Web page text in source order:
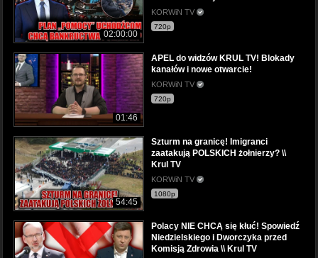
02:00:00
KORWiN TV
720p
01:46
APEL do widzów KRUL TV! Blokady
kanałów i nowe otwarcie!
KORWiN TV
720p
54:45
Szturm na granicę! Imigranci
zaatakują POLSKICH żołnierzy? \\
Krul TV
KORWiN TV
1080p
Polacy NIE CHCĄ się kłuć! Spowiedź
Niedzielskiego i Dworczyka przed
Komisją Zdrowia \\ Krul TV